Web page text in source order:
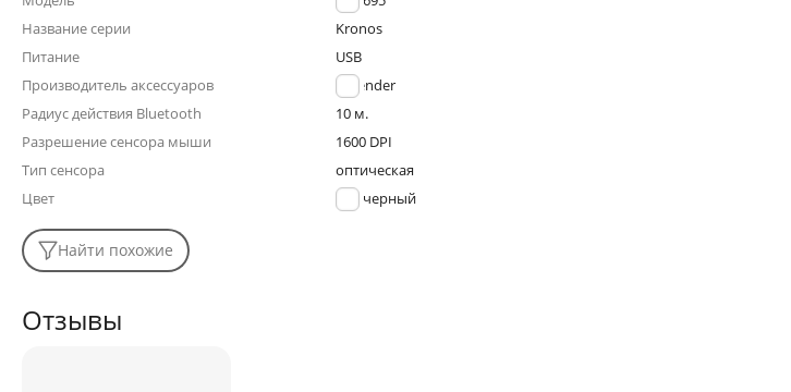
Название серии
Kronos
Питание
USB
Производитель аксессуаров
Defender
Радиус действия Bluetooth
10 м.
Разрешение сенсора мыши
1600 DPI
Тип сенсора
оптическая
Цвет
черный
Найти похожие
Отзывы